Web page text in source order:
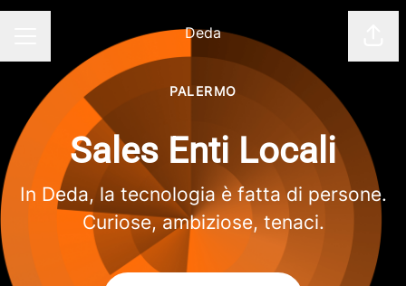
Deda
Menu Carriera
PALERMO
Sales Enti Locali
In Deda, la tecnologia è fatta di persone.
Curiose, ambiziose, tenaci.